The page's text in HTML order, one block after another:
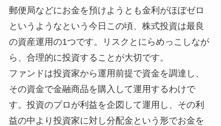
郵便局などにお金を預けようとも金利がほぼゼロ
というようなという今日この頃、株式投資は最良
の資産運用の1つです。リスクとにらめっこしなが
ら、合理的に投資することが大切です。
ファンドは投資家から運用前提で資金を調達し、
その資金で金融商品を購入して運用するわけで
す。投資のプロが利益を企図して運用し、その利
益の中より投資家に対し分配金という形でお金を